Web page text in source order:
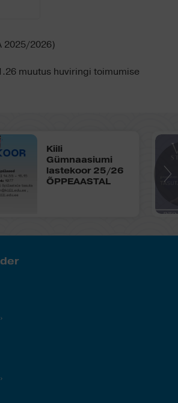
2025/2026)
muutus huviringi toimumise
Kiili
Gümnaasiumi
lastekoor 25/26
ÕPPEAASTAL